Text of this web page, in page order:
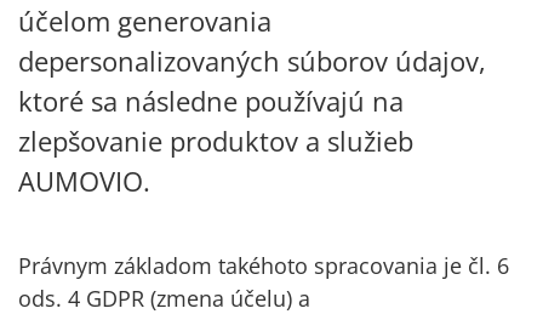
účelom generovania
depersonalizovaných súborov údajov,
ktoré sa následne používajú na
zlepšovanie produktov a služieb
AUMOVIO.
Právnym základom takéhoto spracovania je čl. 6
ods. 4 GDPR (zmena účelu) a